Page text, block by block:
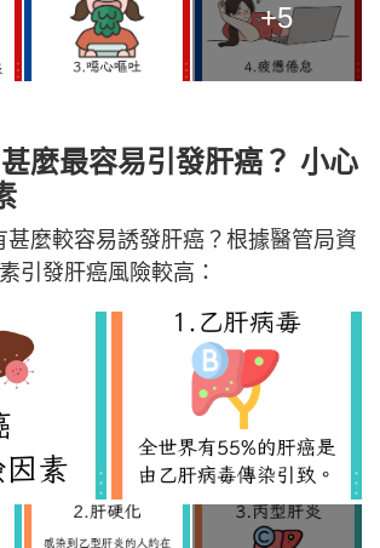
+5
麼最容易引發肝癌？ 小心
甚麼較容易誘發肝癌？根據醫管局資
引發肝癌風險較高：